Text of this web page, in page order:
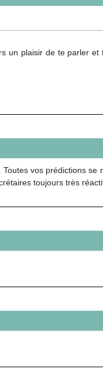
un plaisir de te parler
vos prédictions
toujours très